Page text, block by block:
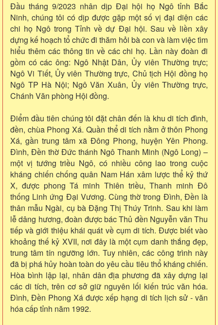
Đầu tháng 9/2023 nhân dịp Đại hội họ Ngô tỉnh Bắc
Ninh, chúng tôi có dịp được gặp một số vị đại diện các
chi họ Ngô trong Tỉnh về dự Đại hội. Sau về liền xây
dựng kế hoạch tổ chức đi thăm hỏi bà con và làm việc tìm
hiểu thêm các thông tin về các chi họ. Lần này đoàn đi
gồm có các ông: Ngô Nhật Dân, Ủy viên Thường trực;
Ngô Vi Tiết, Ủy viên Thường trực, Chủ tịch Hội đồng họ
Ngô TP Hà Nội; Ngô Văn Xuân, Ủy viên Thường trực,
Chánh Văn phòng Hội đồng.
Điểm đầu tiên chúng tôi đặt chân đến là khu di tích đình,
đền, chùa Phong Xá. Quần thể di tích nằm ở thôn Phong
Xá, gần trung tâm xã Đông Phong, huyện Yên Phong.
Đình, Đền thờ Đức thánh Ngô Thanh Minh (Ngô Long) –
một vị tướng triều Ngô, có nhiều công lao trong cuộc
kháng chiến chống quân Nam Hán xâm lược thể kỷ thứ
X, được phong Tá minh Thiên triều, Thanh minh Đô
thống Linh ứng Đại Vương. Cùng thờ trong Đình, Đền là
thân mẫu Ngài, cụ bà Đặng Thị Thúy Trinh. Sau khi làm
lễ dâng hương, đoàn được bác Thủ đền Nguyễn văn Thu
tiếp và giới thiệu khái quát về cụm di tích. Được biết vào
khoảng thế kỷ XVII, nơi đây là một cụm danh thắng đẹp,
trung tâm tín ngưỡng lớn. Tuy nhiên, các công trình này
đã bị phá hủy hoàn toàn do yêu cầu tiêu thổ kháng chiến.
Hòa bình lập lại, nhân dân địa phương đã xây dựng lại
các di tích, trên cơ sở giữ nguyên lối kiến trúc văn hóa.
Đình, Đền Phong Xá được xếp hạng di tích lịch sử - văn
hóa cấp tỉnh năm 1992.